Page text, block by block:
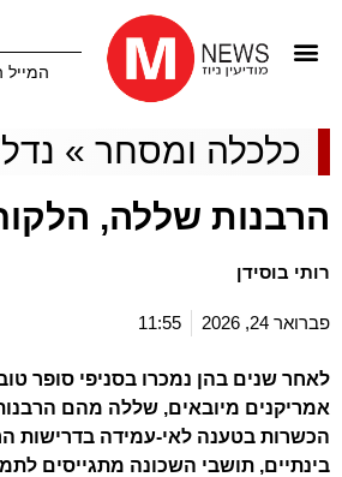
המייל
כלכלה ומסחר»
הרבנות שללה,
רותי בוסידן
פברואר 24, 2026 11:55
לאחר שנים בהן נמכרו בסניפי סופר
אמריקנים מיובאים, שללה מהם
הכשרות בטענה לאי-עמידה בדרישות
בינתיים, תושבי השכונה מתגייסים